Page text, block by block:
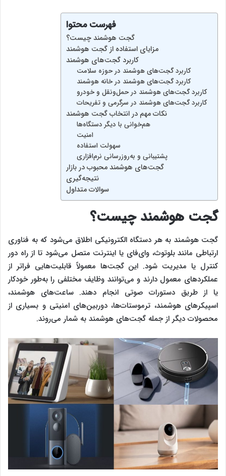
فهرست محتوا
گجت هوشمند چیست؟
مزایای استفاده از گجت هوشمند
کاربرد گجت‌های هوشمند
کاربرد گجت‌های هوشمند در حوزه سلامت
کاربرد گجت‌های هوشمند در خانه هوشمند
کاربرد گجت‌های هوشمند در حمل‌ونقل و خودرو
کاربرد گجت‌های هوشمند در سرگرمی و تفریحات
نکات مهم در انتخاب گجت هوشمند
هم‌خوانی با دیگر دستگاه‌ها
امنیت
سهولت استفاده
پشتیبانی و به‌روزرسانی نرم‌افزاری
گجت‌های هوشمند محبوب در بازار
نتیجه‌گیری
سوالات متداول
گجت هوشمند چیست؟
گجت هوشمند به هر دستگاه الکترونیکی اطلاق می‌شود که به فناوری
ارتباطی مانند بلوتوث، وای‌فای یا اینترنت متصل می‌شود تا از راه دور
کنترل یا مدیریت شود. این گجت‌ها معمولاً قابلیت‌هایی فراتر از
عملکردهای معمول دارند و می‌توانند وظایف مختلفی را به‌طور خودکار
یا از طریق دستورات صوتی انجام دهند. ساعت‌های هوشمند،
اسپیکرهای هوشمند، ترموستات‌ها، دوربین‌های امنیتی و بسیاری از
محصولات دیگر از جمله گجت‌های هوشمند به شمار می‌روند.